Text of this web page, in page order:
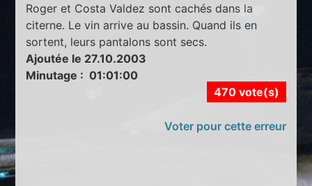
Roger et Costa Valdez sont cachés dans la
citerne. Le vin arrive au bassin. Quand ils en
sortent, leurs pantalons sont secs.
Ajoutée le 27.10.2003
Minutage : 01:01:00
470 vote(s)
Voter pour cette erreur